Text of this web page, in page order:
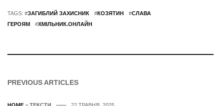
TAGS: #ЗАГИБЛИЙ ЗАХИСНИК #КОЗЯТИН #СЛАВА
ГЕРОЯМ
#ХМІЛЬНИК.ОНЛАЙН
PREVIOUS ARTICLES